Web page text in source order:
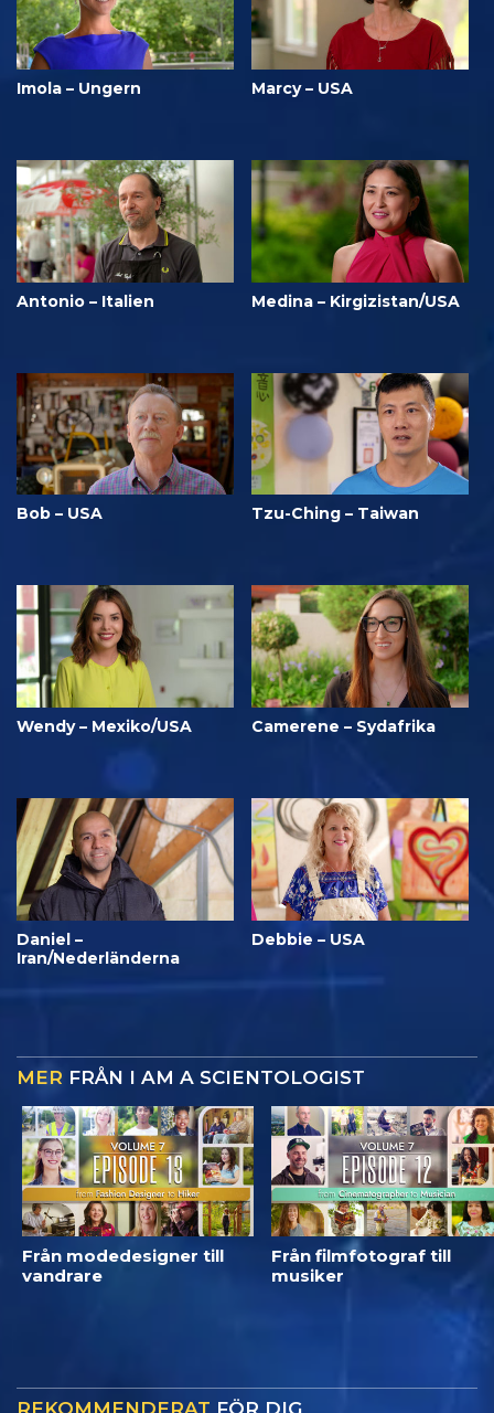
Imola – Ungern Marcy – USA
Antonio – Italien Medina – Kirgizistan/USA
Bob – USA Tzu-Ching – Taiwan
Wendy – Mexiko/USA Camerene – Sydafrika
Daniel –
Iran/Nederländerna
Debbie – USA
MER FRÅN I AM A SCIENTOLOGIST
Från modedesigner till
vandrare
Från filmfotograf till
musiker